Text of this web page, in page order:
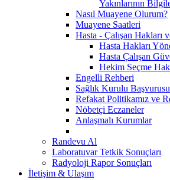
Yakınlarının
Nasıl Muayene Olurum?
Muayene Saatleri
Hasta - Çalışan Hakları
Hasta Hakları
Hasta Çalışan
Hekim Seçme
Engelli Rehberi
Sağlık Kurulu Başvurusu
Refakat Politikamız ve
Nöbetçi Eczaneler
Anlaşmalı Kurumlar
Randevu Al
Laboratuvar Tetkik Sonuçları
Radyoloji Rapor Sonuçları
İletişim & Ulaşım